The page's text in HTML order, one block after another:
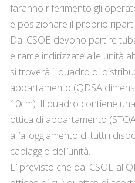
faranno riferimento gli
e posizionare il proprio
Dal CSOE devono partire
e rame indirizzate alle unità
si troverà il quadro di
appartamento (QDSA
10cm). Il quadro contiene
ottica di appartamento
all’alloggiamento di tutti i
cablaggio dell’unità.
E’ previsto che dal CSOE al